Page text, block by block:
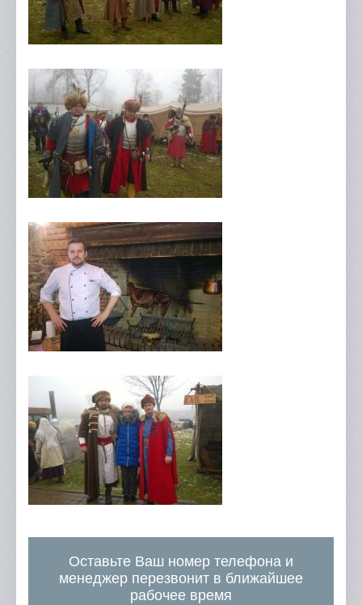
Оставьте Ваш номер телефона и
менеджер перезвонит в ближайшее
рабочее время